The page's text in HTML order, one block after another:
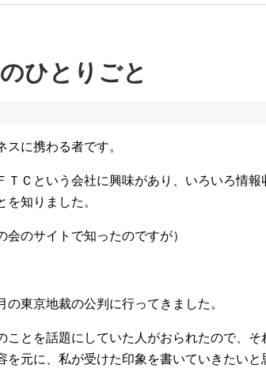
ひとりごと
スに携わる者です。
ＴＣという会社に興味があり、いろいろ情
を知りました。
会のサイトで知ったのですが）
の東京地裁の公判に行ってきました。
ことを話題にしていた人がおられたので、
を元に、私が受けた印象を書いていきたいと